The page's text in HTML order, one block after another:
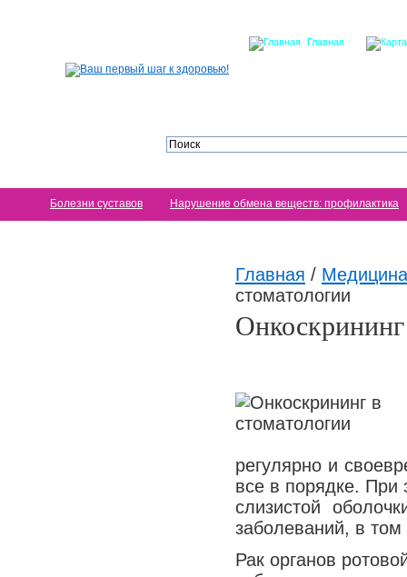
Главная
Болезни суставов Нарушение обмена веществ: профилактика
Главная /
стоматологии
регулярно и
все в порядке. При
слизистой
заболеваний, в том
Рак органов